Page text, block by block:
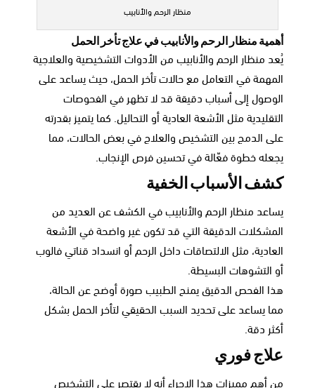
منظار الرحم والأنابيب
أهمية منظار الرحم والأنابيب في علاج تأخر الحمل
يُعد منظار الرحم والأنابيب من الأدوات التشخيصية والعلاجية
المهمة في التعامل مع حالات تأخر الحمل، حيث يساعد على
الوصول إلى أسباب دقيقة قد لا تظهر في الفحوصات
التقليدية مثل الأشعة العادية أو التحاليل. كما يتميز بقدرته
على الدمج بين التشخيص والعلاج في بعض الحالات، مما
يجعله خطوة فعّالة في تحسين فرص الإنجاب.
كشف الأسباب الخفية
يساعد منظار الرحم والأنابيب في الكشف عن العديد من
المشكلات الدقيقة التي قد تكون غير واضحة في الأشعة
العادية، مثل الالتصاقات داخل الرحم أو انسداد قناتي فالوب
أو التشوهات البسيطة.
هذا الفحص الدقيق يمنح الطبيب صورة أوضح عن الحالة،
مما يساعد على تحديد السبب الحقيقي لتأخر الحمل بشكل
أكثر دقة.
علاج فوري
من أهم مميزات هذا الإجراء أنه لا يقتصر على التشخيص